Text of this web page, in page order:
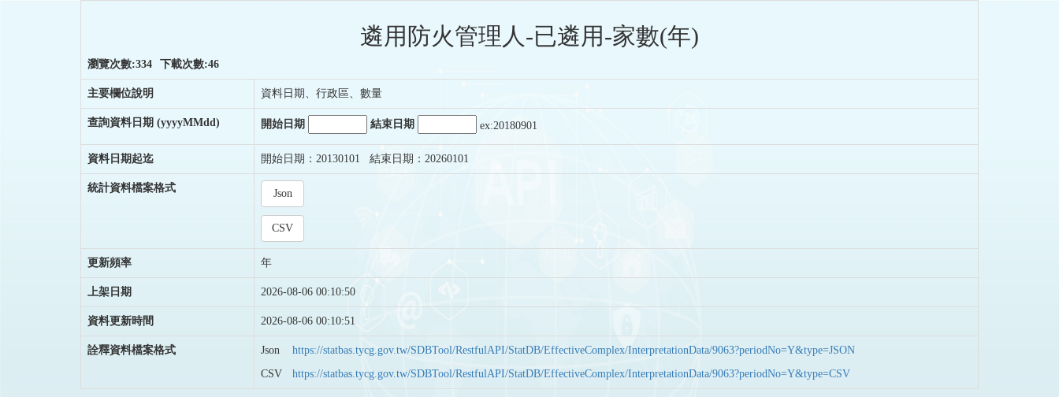
遴用防火管理人-已遴用-家數(年)
瀏覽次數:334 下載次數:46
主要欄位說明 資料日期、行政區、數量
查詢資料日期 (yyyyMMdd) 開始日期 結束日期 ex:20180901
資料日期起迄 開始日期：20130101 結束日期：20260101
統計資料檔案格式 Json
CSV
更新頻率 年
上架日期 2026-08-06 00:10:50
資料更新時間 2026-08-06 00:10:51
詮釋資料檔案格式 Json
https://statbas.tycg.gov.tw/SDBTool/RestfulAPI/StatDB/EffectiveComplex/InterpretationData/9063?periodNo=Y&type=JSON
CSV
https://statbas.tycg.gov.tw/SDBTool/RestfulAPI/StatDB/EffectiveComplex/InterpretationData/9063?periodNo=Y&type=CSV